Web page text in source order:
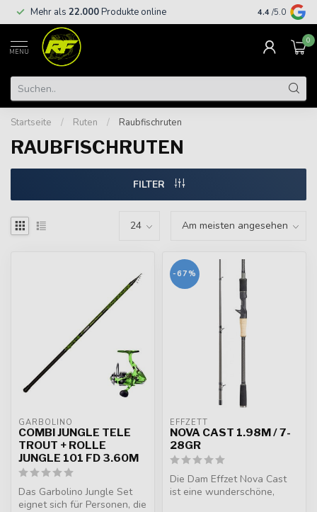
Mehr als 22.000Produkte online Kostenloser
€
4.4 /5.0
MENU
0
Startseite / Ruten / Raubfischruten
RAUBFISCHRUTEN
FILTER
GARBOLINO
COMBI JUNGLE TELE
TROUT + ROLLE
JUNGLE 101 FD 3.60M
Das Garbolino Jungle Set
eignet sich für Personen, die
-67%
EFFZETT
NOVA CAST 1.98M / 7-
28GR
Die Dam Effzet Nova Cast
ist eine wunderschöne,